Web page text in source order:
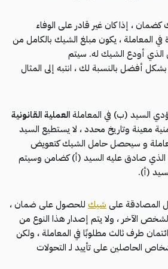
، إذا كان غير قادر على الوفاء
في المعاملة ، يكون مبلغ الشيك بالكامل من
أودع الشيك له. سيتم
أفضل بالنسبة لك ، انتبه إلى المثال
السيد (ب) في المعاملةالعملية القانونية
معينة وتاريخ محدد ، لا يستطيع السيد
و سيحصل حامل الشيك كتعويض
صادق عليه السيد (أ) كضامن وسيتم
(أ).
المصادقة على شيك للحصول على ضمان ،
الآخر ، ولا يتم إصدار هذا النوع من
طرف ثالث مطلوبًا في المعاملة ، ولكن
الحاصلين على تأييد لـ التحولات